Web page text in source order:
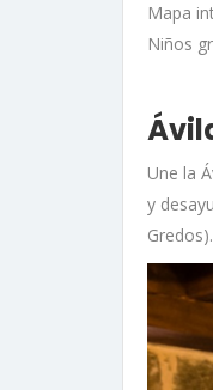
Mapa
Niños
Une la
y
Gredos).